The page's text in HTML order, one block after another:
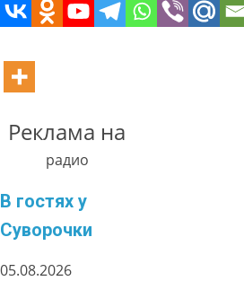
Реклама на
радио
В гостях у
Суворочки
05.08.2026